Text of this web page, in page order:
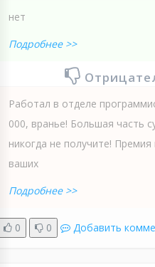
нет
Подробнее >>
Работал в отделе
000, вранье! Большая часть
никогда не получите!
ваших
Подробнее >>
0 0 Добавить